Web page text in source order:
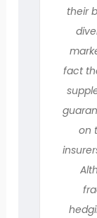
their
fact
on